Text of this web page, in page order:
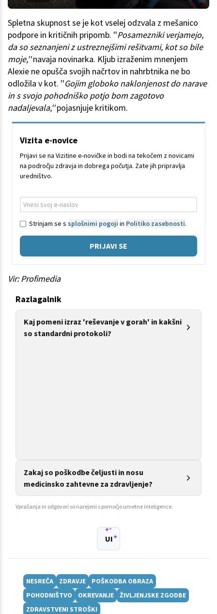
Spletna skupnost se je kot vselej odzvala z mešanico
podpore in kritičnih pripomb. ''Posamezniki verjamejo,
da so seznanjeni z ustreznejšimi rešitvami, kot so bile
moje,''navaja novinarka. Kljub izraženim mnenjem
Alexie ne opušča svojih načrtov in nahrbtnika ne bo
odložila v kot. ''Gojim globoko naklonjenost do narave
in s svojo pohodniško potjo bom zagotovo
nadaljevala,''pojasnjuje kritikom.
Vizita e-novice
Prijavi se na Vizitine e-novičke in bodi na tekočem z novicami
na področju zdravja in dobrega počutja. Zate jih pripravlja
uredništvo.
Strinjam se s splošnimi pogoji in Politiko zasebnosti.
PRIJAVI SE
Vir: Profimedia
Razlagalnik
Kaj pomeni izraz 'reševanje v gorah' in kakšni
so standardni protokoli?
Zakaj so poškodbe čeljusti in nosu
medicinsko zahtevne za zdravljenje?
Vprašanja in odgovori so narejeni s pomočjo umetne inteligence.
UI
NESREČA ZDRAVJE
POŠKODBA OBRAZA
POHODNIŠTVO
OKREVANJE
ŽIVLJENJSKE ZGODBE
ZDRAVSTVENI STROŠKI